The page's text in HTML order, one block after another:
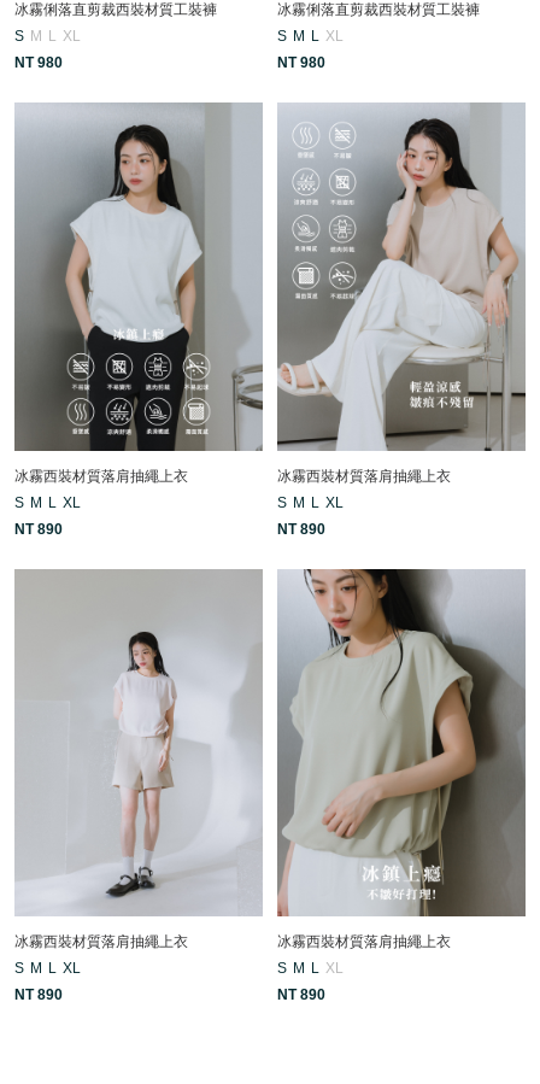
冰霧俐落直剪裁西裝材質工裝褲
S M L XL
NT 980
冰霧俐落直剪裁西裝材質工裝褲
S M L XL
NT 980
冰霧西裝材質落肩抽繩上衣
S M L XL
NT 890
冰霧西裝材質落肩抽繩上衣
S M L XL
NT 890
冰霧西裝材質落肩抽繩上衣
S M L XL
NT 890
冰霧西裝材質落肩抽繩上衣
S M L XL
NT 890